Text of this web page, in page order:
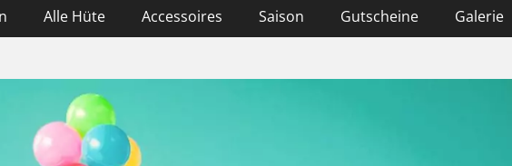
Alle Hüte Accessoires Saison Gutscheine Galerie